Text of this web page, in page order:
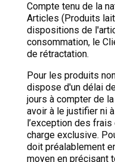
Compte tenu de la
Articles (Produits
dispositions de
consommation, le
de rétractation.
Pour les produits
dispose d'un délai
jours à compter de
avoir à le justifier ni
l’exception des
charge exclusive.
doit préalablement
moyen en précisant